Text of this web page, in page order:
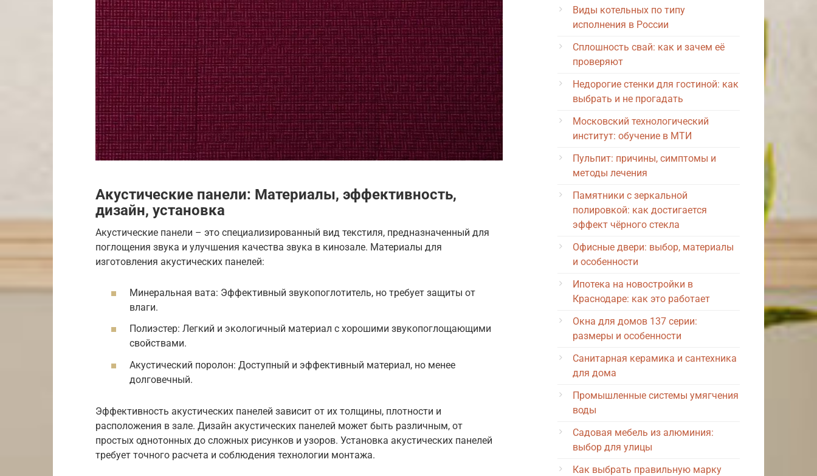
Акустические панели: Материалы, эффективность,
дизайн, установка
Акустические панели – это специализированный вид текстиля, предназначенный для
поглощения звука и улучшения качества звука в кинозале. Материалы для
изготовления акустических панелей:
Минеральная вата: Эффективный звукопоглотитель, но требует защиты от
влаги.
Полиэстер: Легкий и экологичный материал с хорошими звукопоглощающими
свойствами.
Акустический поролон: Доступный и эффективный материал, но менее
долговечный.
Эффективность акустических панелей зависит от их толщины, плотности и
расположения в зале. Дизайн акустических панелей может быть различным, от
простых однотонных до сложных рисунков и узоров. Установка акустических панелей
требует точного расчета и соблюдения технологии монтажа.
Виды котельных по типу
исполнения в России
Сплошность свай: как и зачем её
проверяют
Недорогие стенки для гостиной: как
выбрать и не прогадать
Московский технологический
институт: обучение в МТИ
Пульпит: причины, симптомы и
методы лечения
Памятники с зеркальной
полировкой: как достигается
эффект чёрного стекла
Офисные двери: выбор, материалы
и особенности
Ипотека на новостройки в
Краснодаре: как это работает
Окна для домов 137 серии:
размеры и особенности
Санитарная керамика и сантехника
для дома
Промышленные системы умягчения
воды
Садовая мебель из алюминия:
выбор для улицы
Как выбрать правильную марку